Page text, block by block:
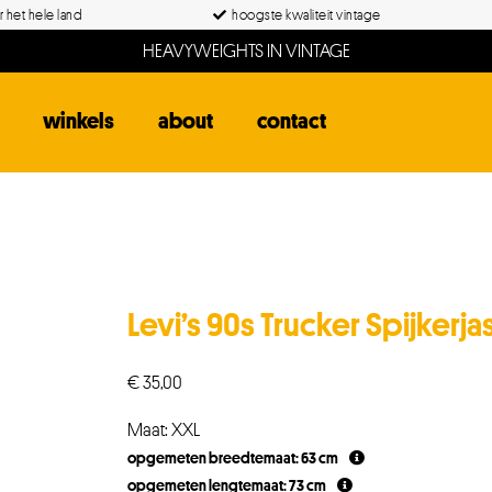
het hele land hoogste kwaliteit vintage
HEAVYWEIGHTS IN VINTAGE
winkels about contact
Levi’s 90s Trucker
€35,00
Maat: XXL
opgemeten breedtemaat: 63 cm
opgemeten lengtemaat: 73 cm